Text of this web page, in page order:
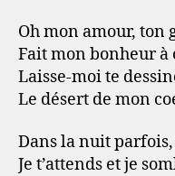
Oh mon amour, ton
Fait mon bonheur à
Laisse-moi te
Le désert de mon
Dans la nuit
Je t’attends et je